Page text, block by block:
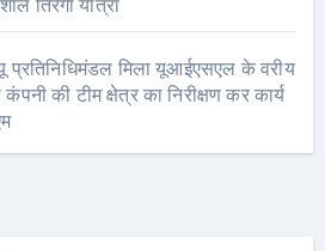
तिरंगा यात्रा
प्रतिनिधिमंडल मिला यूआईएसएल के वरीय
की टीम क्षेत्र का निरीक्षण कर कार्य